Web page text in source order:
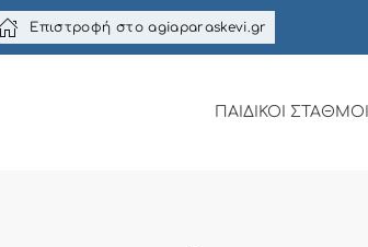
Επιστροφή στο agiaparaskevi.gr
ΠΑΙΔΙΚΟΙ ΣΤΑΘΜΟΙ